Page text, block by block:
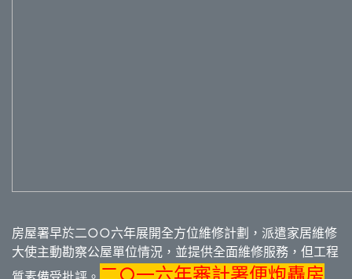
房屋署早於二○○六年展開全方位維修計劃，派遣家居維修
大使主動勘察公屋單位情況，並提供全面維修服務，但工程